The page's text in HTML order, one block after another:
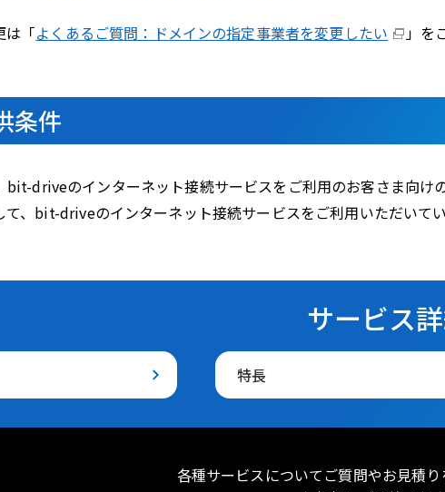
は「よくあるご質問：ドメインの指定事業者を変更したい 」を
条件
driveのインターネット接続サービスをご利用のお客さま向けの
、bit-driveのインターネット接続サービスをご利用いただいてい
サービス
特長
各種サービスについてご質問やお見積り